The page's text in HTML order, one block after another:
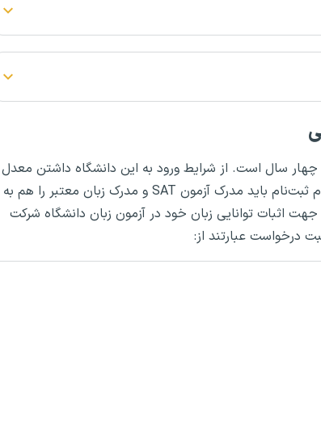
سال است. از شرایط ورود به این دانشگاه داشتن معدل
۱۳ از ۲۰ برای دانشجویان ایرانی است. همچنین متقاضیان به هنگام ثبت‌نام باید مدرک آزمون SAT و مدرک زبان معتبر را هم به
جهت اثبات توانایی زبان خود در آزمون زبان دانشگاه شرکت
درخواست عبارتند از: